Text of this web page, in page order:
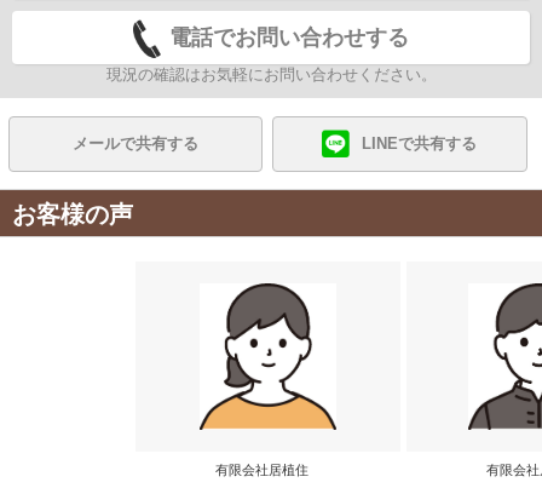
電話でお問い合わせする
現況の確認はお気軽にお問い合わせください。
メールで共有する LINEで共有する
お客様の声
有限会社居植住 有限会